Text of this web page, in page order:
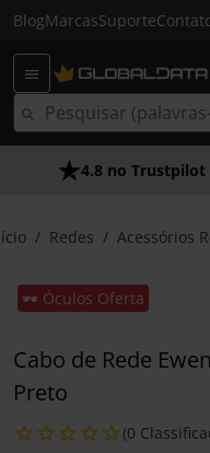
BlogMarcasSuporte
4.8 no Trustpilot
Redes Acessórios
🕶️ Óculos Oferta
Cabo de Rede
Preto
(0